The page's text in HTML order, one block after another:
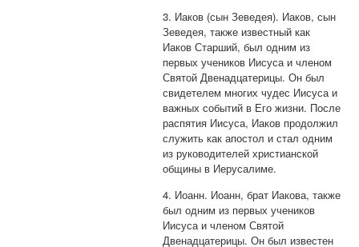
3. Иаков (сын Зеведея). Иаков, сын
Зеведея, также известный как
Иаков Старший, был одним из
первых учеников Иисуса и членом
Святой Двенадцатерицы. Он был
свидетелем многих чудес Иисуса и
важных событий в Его жизни. После
распятия Иисуса, Иаков продолжил
служить как апостол и стал одним
из руководителей христианской
общины в Иерусалиме.
4. Иоанн. Иоанн, брат Иакова, также
был одним из первых учеников
Иисуса и членом Святой
Двенадцатерицы. Он был известен